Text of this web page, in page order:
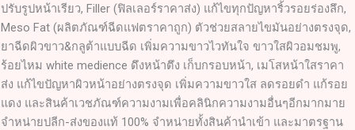
ปรับรูปหน้าเรียว, Filler (ฟิลเลอร์ราคาส่ง) แก้ไขทุกปัญหาริ้วรอยร่องลึก,
Meso Fat (ผลิตภัณฑ์ฉีดแฟตราคาถูก) ตัวช่วยสลายไขมันอย่างตรงจุด,
ยาฉีดผิวขาว&กลูต้าแบบฉีด เพิ่มความขาวไวทันใจ ขาวใสผิวอมชมพู,
ร้อยไหม white medience ดึงหน้าตึง เก็บกรอบหน้า, เมโสหน้าใสราคา
ส่ง แก้ไขปัญหาผิวหน้าอย่างตรงจุด เพิ่มความขาวใส ลดรอยดำ แก้รอย
แดง และสินค้าเวชภัณฑ์ความงามเพื่อคลินิกความงามอื่นๆอีกมากมาย
จำหน่ายปลีก-ส่งของแท้ 100% จำหน่ายทั้งสินค้านำเข้า และมาตรฐาน